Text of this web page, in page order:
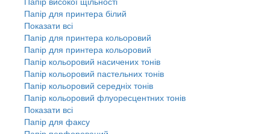
Папір для принтера білий
Показати всі
Папір для принтера кольоровий
Папір для принтера кольоровий
Папір кольоровий насичених тонів
Папір кольоровий пастельних тонів
Папір кольоровий середніх тонів
Папір кольоровий флуоресцентних тонів
Показати всі
Папір для факсу